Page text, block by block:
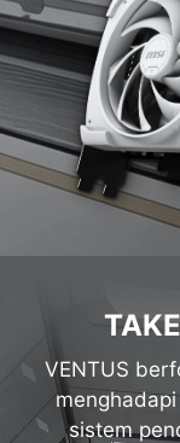
VENTUS
sistem